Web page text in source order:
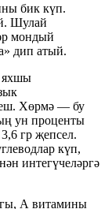
бик күп.
Шулай
мондый
дип атый.
яхшы
Хөрмә — бу
ун проценты
гр җепсел.
күп,
интегүчеләргә
А витамины